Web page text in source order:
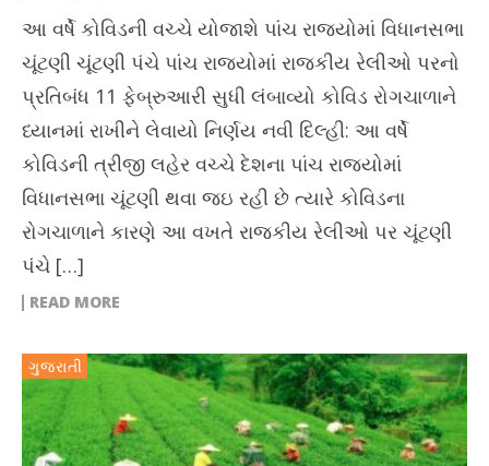
આ વર્ષે કોવિડની વચ્ચે યોજાશે પાંચ રાજ્યોમાં વિધાનસભા
ચૂંટણી ચૂંટણી પંચે પાંચ રાજ્યોમાં રાજકીય રેલીઓ પરનો
પ્રતિબંધ 11 ફેબ્રુઆરી સુધી લંબાવ્યો કોવિડ રોગચાળાને
ધ્યાનમાં રાખીને લેવાયો નિર્ણય નવી દિલ્હી: આ વર્ષે
કોવિડની ત્રીજી લહેર વચ્ચે દેશના પાંચ રાજ્યોમાં
વિધાનસભા ચૂંટણી થવા જઇ રહી છે ત્યારે કોવિડના
રોગચાળાને કારણે આ વખતે રાજકીય રેલીઓ પર ચૂંટણી
પંચે […]
READ MORE
ગુજરાતી